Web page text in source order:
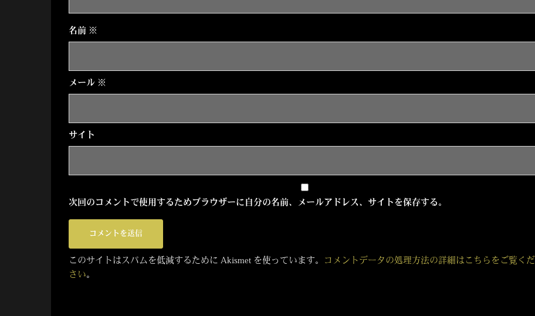
シ
ョ
ン
名前 ※
メール ※
サイト
次回のコメントで使用するためブラウザーに自分の名前、メールアドレス、サイトを保存する。
このサイトはスパムを低減するために Akismet を使っています。
コメントデータの処理方法の詳細はこちらをご覧くだ
さい。